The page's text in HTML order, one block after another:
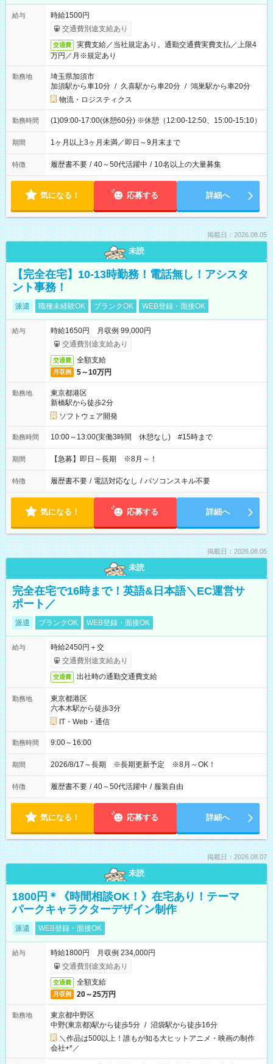
給与
時給1500円
交通費別途支給あり
交通費
実費支給／当社規定あり。通勤交通費実費支払／上限4
万円／月※規定あり
勤務地
埼玉県加須市
加須駅から車10分 / 久喜駅から車20分 / 鴻巣駅から車20分
物流・ロジスティクス
勤務時間 (1)09:00-17:00(休憩60分) ※休憩（12:00-12:50、15:00-15:10）
期間 1ヶ月以上3ヶ月未満／即日～9月末まで
特徴 履歴書不要 / 40～50代活躍中 / 10名以上の大量募集
気になる！ 応募する 詳細へ
掲載日：2026.08.05
未読
【完全在宅】10-13時勤務！電話無し！アシスタ
ント事務！
派遣 職種未経験OK ブランクOK WEB登録・面接OK
給与
時給1650円 月収例 99,000円
交通費別途支給あり
交通費 全額支給
月収例 5～10万円
勤務地
東京都港区
新橋駅から徒歩2分
ソフトウェア開発
勤務時間 10:00～13:00(実働3時間 休憩なし) #15時まで
期間 【急募】即日～長期 ※8月～！
特徴 履歴書不要 / 電話対応なし / パソコンスキル不要
気になる！ 応募する 詳細へ
掲載日：2026.08.05
未読
完全在宅で16時まで！英語&日本語＼EC運営サ
ポート／
派遣 ブランクOK WEB登録・面接OK
給与
時給2450円＋交
交通費別途支給あり
交通費 出社時の通勤交通費支給
勤務地
東京都港区
六本木駅から徒歩3分
IT・Web・通信
勤務時間 9:00～16:00
期間 2026/8/17～長期 ※長期更新予定 ※8月～OK！
特徴 履歴書不要 / 40～50代活躍中 / 服装自由
気になる！ 応募する 詳細へ
掲載日：2026.08.07
未読
1800円＊《時間相談OK！》在宅あり！テーマ
パークキャラクターデザイン制作
派遣 WEB登録・面接OK
給与
時給1800円 月収例 234,000円
交通費別途支給あり
交通費 全額支給
月収例 20～25万円
勤務地
東京都中野区
中野(東京都)駅から徒歩5分 / 沼袋駅から徒歩16分
＼作品は500以上！誰もが知る大ヒットアニメ・映画の制作
会社+*／